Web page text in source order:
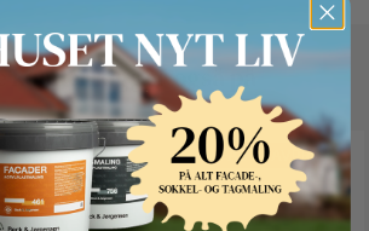
kunder kigger også på
FAST LAVPRIS
Button Text